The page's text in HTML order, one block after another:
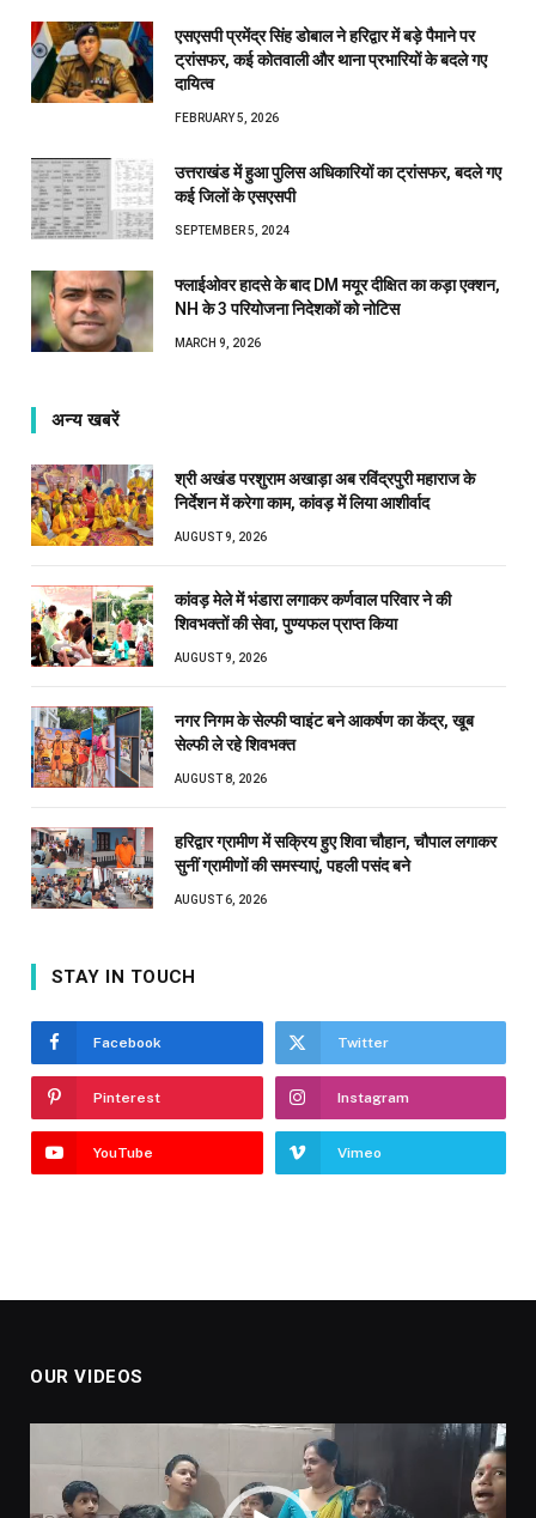
एसएसपी प्रमेंद्र सिंह डोबाल ने हरिद्वार में बड़े पैमाने पर
ट्रांसफर, कई कोतवाली और थाना प्रभारियों के बदले गए
दायित्व
FEBRUARY 5, 2026
उत्तराखंड में हुआ पुलिस अधिकारियों का ट्रांसफर, बदले गए
कई जिलों के एसएसपी
SEPTEMBER 5, 2024
फ्लाईओवर हादसे के बाद DM मयूर दीक्षित का कड़ा एक्शन,
NH के 3 परियोजना निदेशकों को नोटिस
MARCH 9, 2026
अन्य खबरें
श्री अखंड परशुराम अखाड़ा अब रविंद्रपुरी महाराज के
निर्देशन में करेगा काम, कांवड़ में लिया आशीर्वाद
AUGUST 9, 2026
कांवड़ मेले में भंडारा लगाकर कर्णवाल परिवार ने की
शिवभक्तों की सेवा, पुण्यफल प्राप्त किया
AUGUST 9, 2026
नगर निगम के सेल्फी प्वाइंट बने आकर्षण का केंद्र, खूब
सेल्फी ले रहे शिवभक्त
AUGUST 8, 2026
हरिद्वार ग्रामीण में सक्रिय हुए शिवा चौहान, चौपाल लगाकर
सुनीं ग्रामीणों की समस्याएं, पहली पसंद बने
AUGUST 6, 2026
STAY IN TOUCH
Facebook Twitter
Pinterest Instagram
YouTube Vimeo
OUR VIDEOS